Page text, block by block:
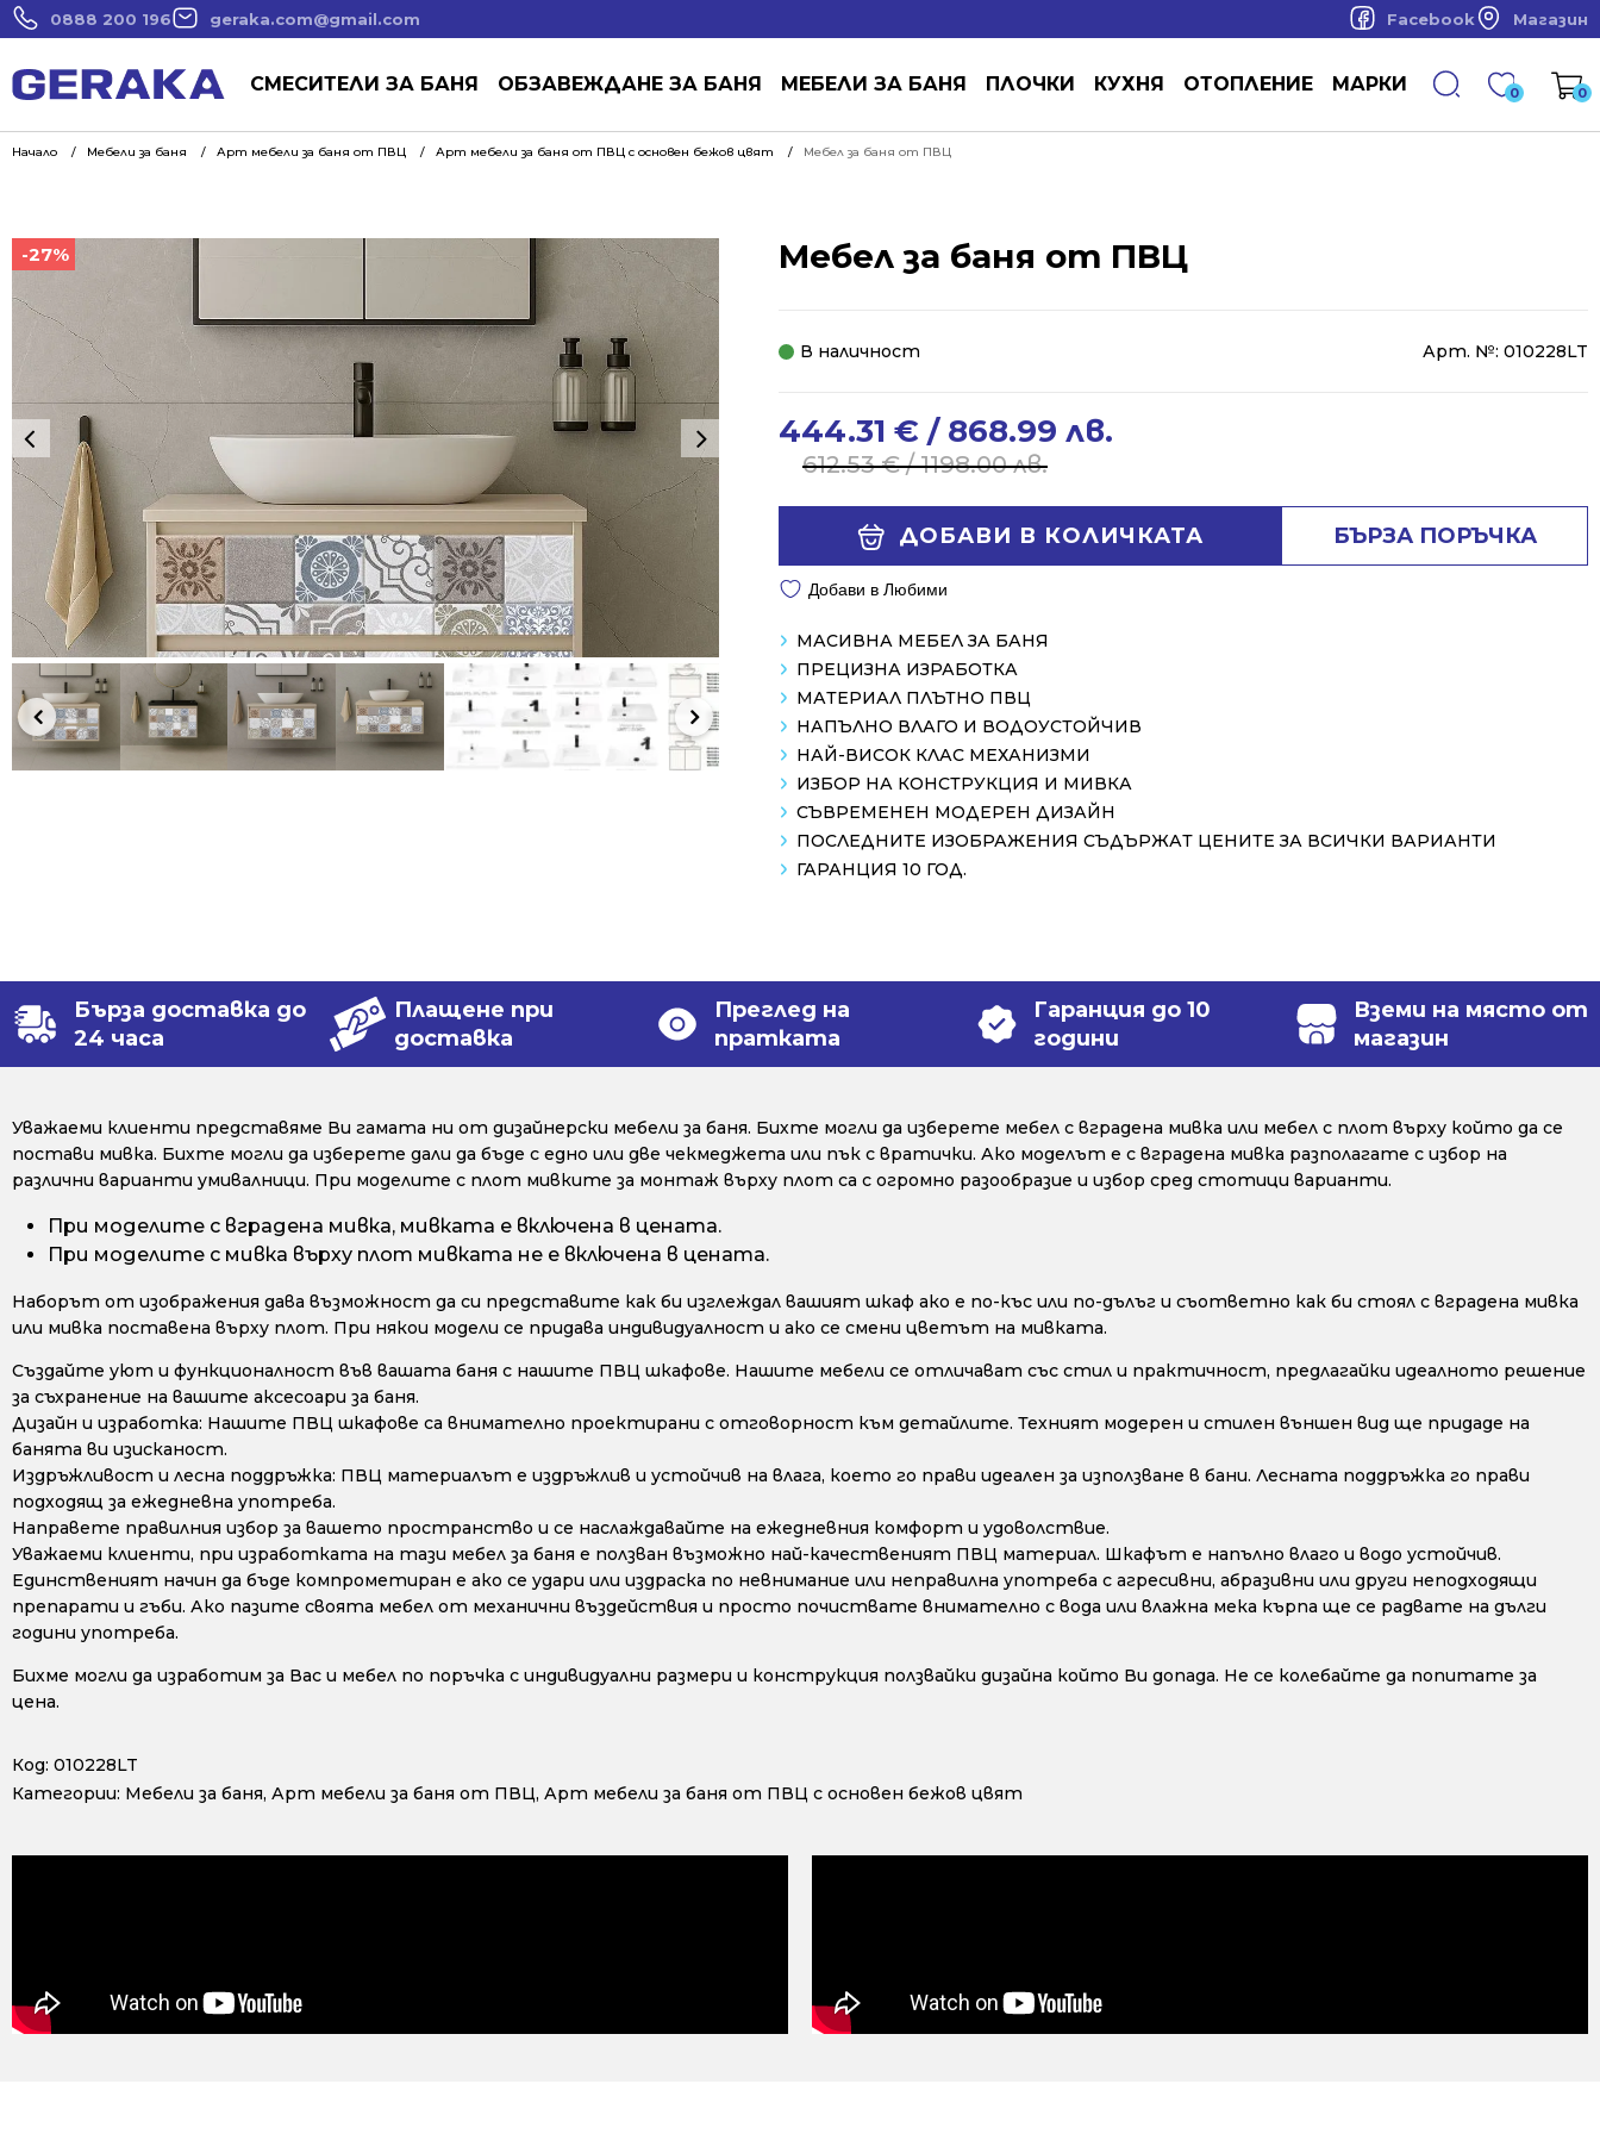
0888 200 196 geraka.com@gmail.com Facebook Магазин
СМЕСИТЕЛИ ЗА БАНЯ ОБЗАВЕЖДАНЕ ЗА БАНЯ МЕБЕЛИ ЗА БАНЯ ПЛОЧКИ КУХНЯ ОТОПЛЕНИЕ МАРКИ 0 0
Начало Мебели за баня Арт мебели за баня от ПВЦ Арт мебели за баня от ПВЦ с основен бежов цвят Мебел за баня от ПВЦ
-27%
-27% Мебел за баня от ПВЦ
В наличност Арт. №: 010228LT
612.53€/ 1198.00 лв.
Original
price
1198.00 лв..
444.31 € / 868.99 лв.
Current
price
868.99 лв..
ДОБАВИ В КОЛИЧКАТА БЪРЗА ПОРЪЧКА
Добави в Любими
МАСИВНА МЕБЕЛ ЗА БАНЯ
ПРЕЦИЗНА ИЗРАБОТКА
МАТЕРИАЛ ПЛЪТНО ПВЦ
НАПЪЛНО ВЛАГО И ВОДОУСТОЙЧИВ
НАЙ-ВИСОК КЛАС МЕХАНИЗМИ
ИЗБОР НА КОНСТРУКЦИЯ И МИВКА
СЪВРЕМЕНЕН МОДЕРЕН ДИЗАЙН
ПОСЛЕДНИТЕ ИЗОБРАЖЕНИЯ СЪДЪРЖАТ ЦЕНИТЕ ЗА ВСИЧКИ ВАРИАНТИ
ГАРАНЦИЯ 10 ГОД.
Бърза доставка до
24 часа
Плащене при
доставка
Преглед на
пратката
Гаранция до 10
години
Вземи на място от
магазин
Уважаеми клиенти представяме Ви гамата ни от дизайнерски мебели за баня. Бихте могли да изберете мебел с вградена мивка или мебел с плот върху който да се
постави мивка. Бихте могли да изберете дали да бъде с едно или две чекмеджета или пък с вратички. Ако моделът е с вградена мивка разполагате с избор на
различни варианти умивалници. При моделите с плот мивките за монтаж върху плот са с огромно разообразие и избор сред стотици варианти.
При моделите с вградена мивка, мивката е включена в цената.
При моделите с мивка върху плот мивката не е включена в цената.
Наборът от изображения дава възможност да си представите как би изглеждал вашият шкаф ако е по-къс или по-дълъг и съответно как би стоял с вградена мивка
или мивка поставена върху плот. При някои модели се придава индивидуалност и ако се смени цветът на мивката.
Създайте уют и функционалност във вашата баня с нашите ПВЦ шкафове. Нашите мебели се отличават със стил и практичност, предлагайки идеалното решение
за съхранение на вашите аксесоари за баня.
Дизайн и изработка: Нашите ПВЦ шкафове са внимателно проектирани с отговорност към детайлите. Техният модерен и стилен външен вид ще придаде на
банята ви изисканост.
Издръжливост и лесна поддръжка: ПВЦ материалът е издръжлив и устойчив на влага, което го прави идеален за използване в бани. Лесната поддръжка го прави
подходящ за ежедневна употреба.
Направете правилния избор за вашето пространство и се наслаждавайте на ежедневния комфорт и удоволствие.
Уважаеми клиенти, при изработката на тази мебел за баня е ползван възможно най-качественият ПВЦ материал. Шкафът е напълно влаго и водо устойчив.
Единственият начин да бъде компрометиран е ако се удари или издраска по невнимание или неправилна употреба с агресивни, абразивни или други неподходящи
препарати и гъби. Ако пазите своята мебел от механични въздействия и просто почиствате внимателно с вода или влажна мека кърпа ще се радвате на дълги
години употреба.
Бихме могли да изработим за Вас и мебел по поръчка с индивидуални размери и конструкция ползвайки дизайна който Ви допада. Не се колебайте да попитате за
цена.
Код: 010228LT
Категории: Мебели за баня, Арт мебели за баня от ПВЦ, Арт мебели за баня от ПВЦ с основен бежов цвят